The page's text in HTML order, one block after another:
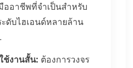
ออาชีพที่จำเป็นสำหรับ
ดับไฮเอนด์หลายล้าน
ช้งานสั้น: ต้องการวงจร